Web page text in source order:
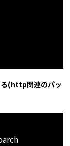
る(http関連のパッ